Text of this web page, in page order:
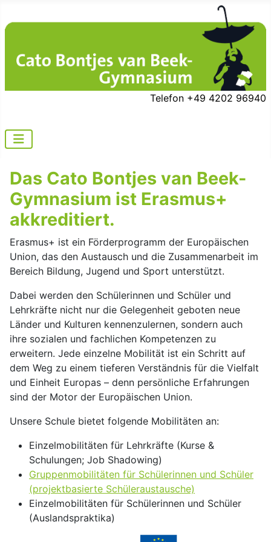
Telefon +49 4202 96940
Das Cato Bontjes van Beek-
Gymnasium ist Erasmus+
akkreditiert.
Erasmus+ ist ein Förderprogramm der Europäischen
Union, das den Austausch und die Zusammenarbeit im
Bereich Bildung, Jugend und Sport unterstützt.
Dabei werden den Schülerinnen und Schüler und
Lehrkräfte nicht nur die Gelegenheit geboten neue
Länder und Kulturen kennenzulernen, sondern auch
ihre sozialen und fachlichen Kompetenzen zu
erweitern. Jede einzelne Mobilität ist ein Schritt auf
dem Weg zu einem tieferen Verständnis für die Vielfalt
und Einheit Europas – denn persönliche Erfahrungen
sind der Motor der Europäischen Union.
Unsere Schule bietet folgende Mobilitäten an:
Einzelmobilitäten für Lehrkräfte (Kurse &
Schulungen; Job Shadowing)
Gruppenmobilitäten für Schülerinnen und Schüler
(projektbasierte Schüleraustausche)
Einzelmobilitäten für Schülerinnen und Schüler
(Auslandspraktika)